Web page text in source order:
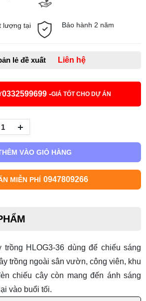
lượng tại
Bảo hành 2 năm
lẻ đề xuất Liên hệ
0332599699 -GIÁ TỐT CHO DỰ ÁN
VÀO GIỎ HÀNG
MIỄN PHÍ 0947809266
HLOG3-36 dùng để chiếu sáng
trồng ngoài sân vườn, công viên, khu
chiếu cây còn mang đến ánh sáng
vào buổi tối.